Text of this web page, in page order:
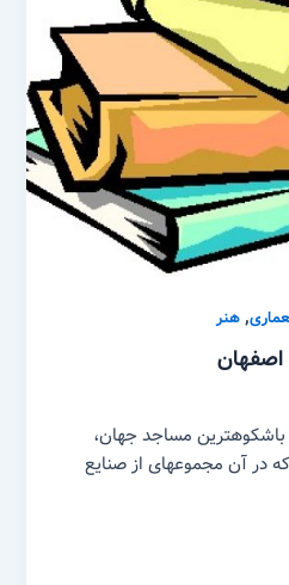
,هنر
باشکوهترین مساجد جهان،
آن مجموعهای از صنایع